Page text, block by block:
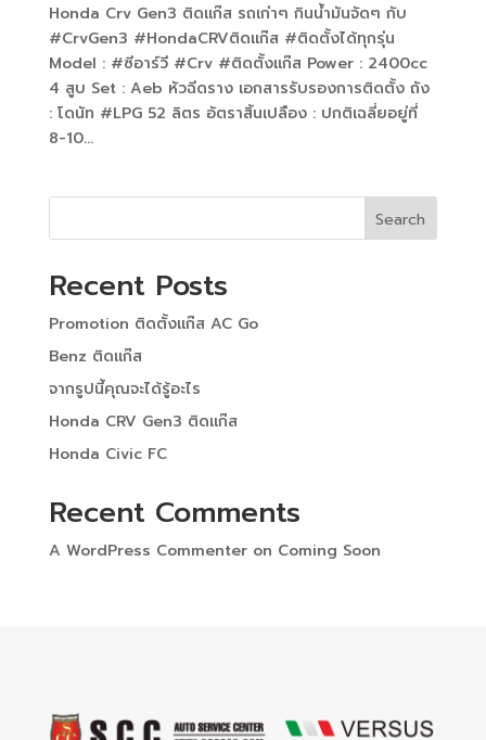
Honda Crv Gen3 ติดแก๊ส รถเก่าๆ กินน้ำมันจัดๆ กับ
#CrvGen3 #HondaCRVติดแก๊ส #ติดตั้งได้ทุกรุ่น
Model : #ซีอาร์วี #Crv #ติดตั้งแก๊ส Power : 2400cc
4 สูบ Set : Aeb หัวฉีดราง เอกสารรับรองการติดตั้ง ถัง
: โดนัท #LPG 52 ลิตร อัตราสิ้นเปลือง : ปกติเฉลี่ยอยู่ที่
8-10...
Search
Recent Posts
Promotion ติดตั้งแก๊ส AC Go
Benz ติดแก๊ส
จากรูปนี้คุณจะได้รู้อะไร
Honda CRV Gen3 ติดแก๊ส
Honda Civic FC
Recent Comments
A WordPress Commenteron Coming Soon